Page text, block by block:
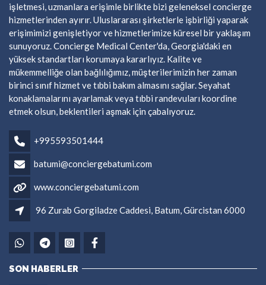
işletmesi, uzmanlara erişimle birlikte bizi geleneksel concierge
hizmetlerinden ayırır. Uluslararası şirketlerle işbirliği yaparak
erişimimizi genişletiyor ve hizmetlerimize küresel bir yaklaşım
sunuyoruz. Concierge Medical Center'da, Georgia'daki en
yüksek standartları korumaya kararlıyız. Kalite ve
mükemmelliğe olan bağlılığımız, müşterilerimizin her zaman
birinci sınıf hizmet ve tıbbi bakım almasını sağlar. Seyahat
konaklamalarını ayarlamak veya tıbbi randevuları koordine
etmek olsun, beklentileri aşmak için çabalıyoruz.
+995593501444
batumi@conciergebatumi.com
www.conciergebatumi.com
96 Zurab Gorgiladze Caddesi, Batum, Gürcistan 6000
SON HABERLER